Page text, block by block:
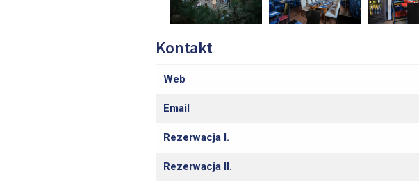
Kontakt
Web
Email
Rezerwacja I.
Rezerwacja II.